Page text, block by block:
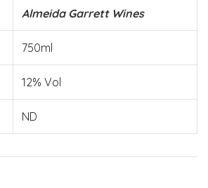
Almeida Garrett Wines
750ml
12% Vol
ND